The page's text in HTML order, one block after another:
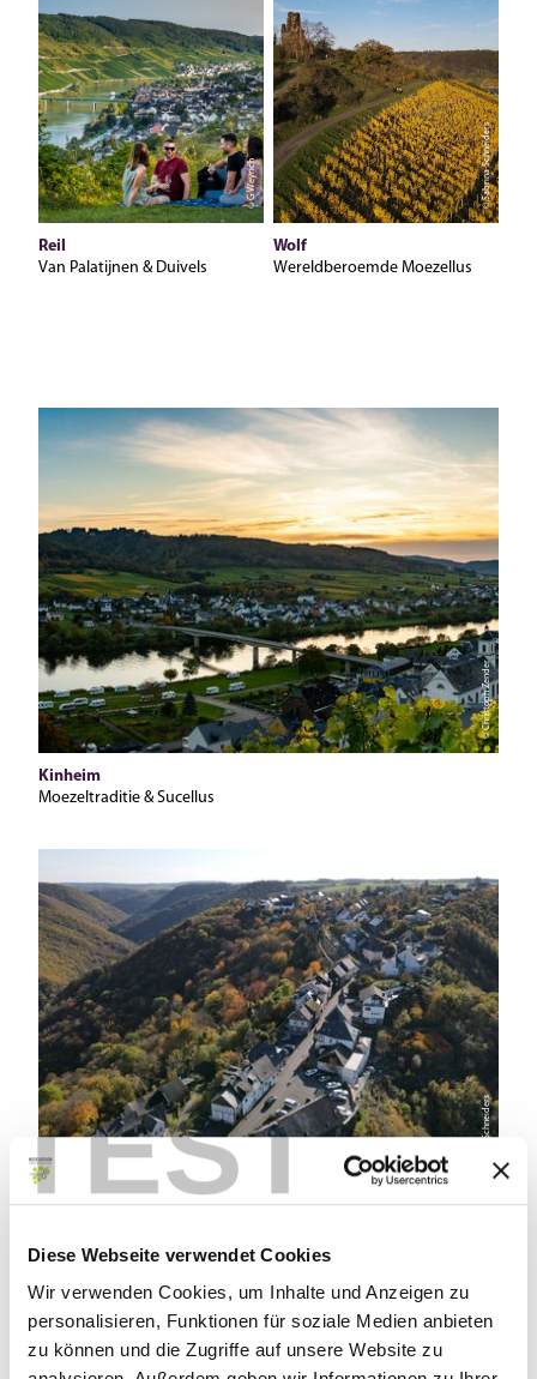
TEST
Diese Webseite verwendet Cookies
Wir verwenden Cookies, um Inhalte und Anzeigen zu
personalisieren, Funktionen für soziale Medien anbieten
zu können und die Zugriffe auf unsere Website zu
© G.Weyrich
Reil
Van Palatijnen & Duivels
© Sabrina Schneiders
Wolf
Wereldberoemde Moezellus
© Christoph Zender
Kinheim
Moezeltraditie & Sucellus
© Sabrina Schneiders